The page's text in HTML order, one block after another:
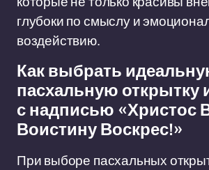
глубоки по смыслу и
воздействию.
Как выбрать
пасхальную открытку
с надписью «Христос
Воистину Воскрес!»
При выборе пасхальных